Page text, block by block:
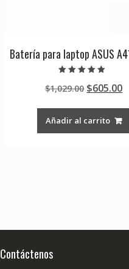
Batería para laptop ASUS
5.00
de 5
$1,029.00 Original
was:
$1,029.00.
$605.00
Añadir al carrito
Contáctenos